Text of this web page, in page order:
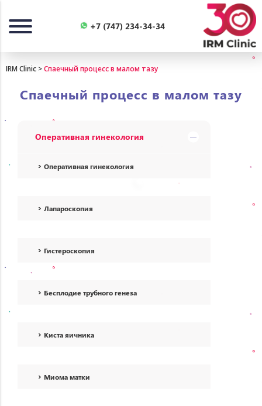
+7 (747) 234-34-34
IRM Clinic >Спаечный процесс в малом тазу
Спаечный процесс в малом тазу
Оперативная гинекология
Оперативная гинекология
Лапароскопия
Гистероскопия
Бесплодие трубного генеза
Киста яичника
Миома матки